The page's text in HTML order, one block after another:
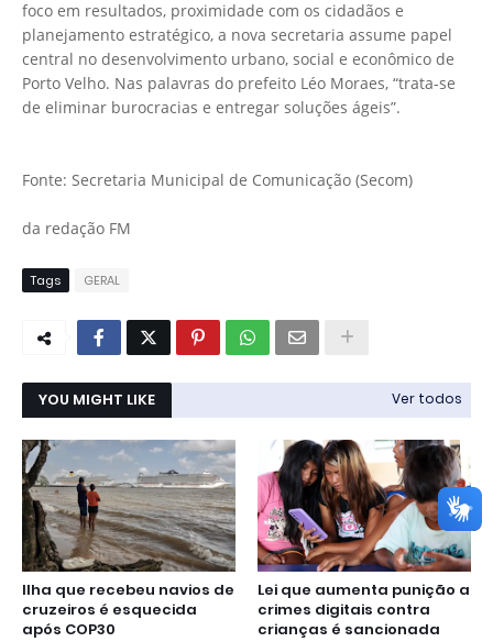
foco em resultados, proximidade com os cidadãos e
planejamento estratégico, a nova secretaria assume papel
central no desenvolvimento urbano, social e econômico de
Porto Velho. Nas palavras do prefeito Léo Moraes, “trata-se
de eliminar burocracias e entregar soluções ágeis”.
Fonte: Secretaria Municipal de Comunicação (Secom)
da redação FM
Tags GERAL
YOU MIGHT LIKE Ver todos
Ilha que recebeu navios de
cruzeiros é esquecida
após COP30
Lei que aumenta punição a
crimes digitais contra
crianças é sancionada